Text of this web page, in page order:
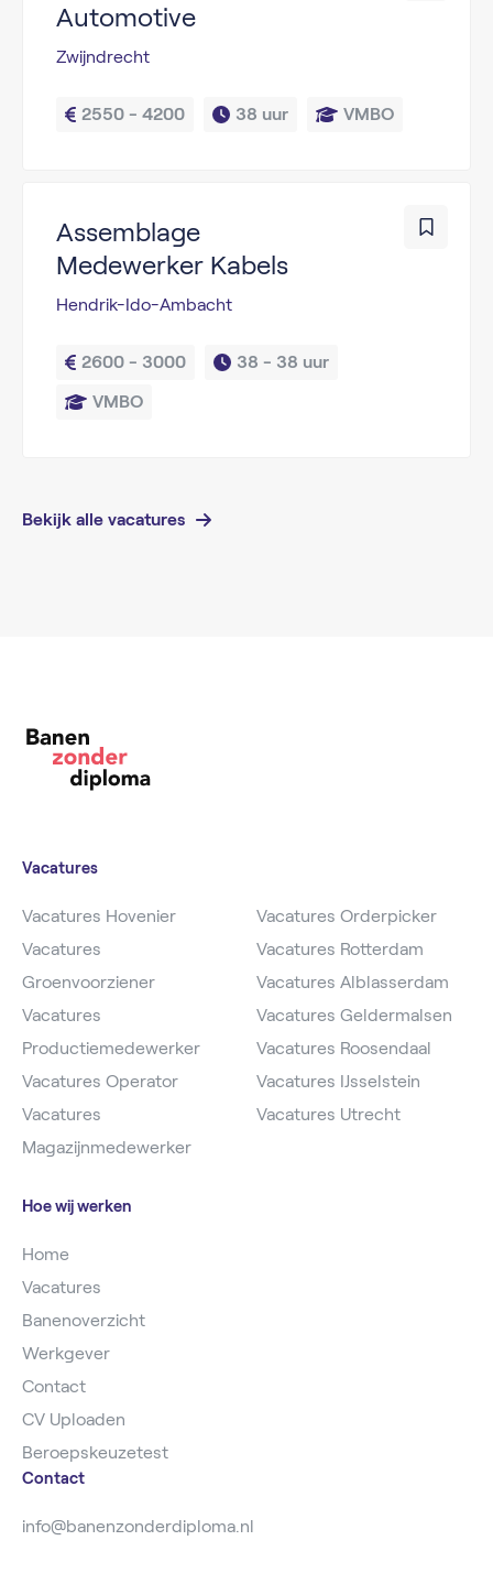
Automotive
Zwijndrecht
2550 - 4200 38 uur VMBO
Assemblage
Medewerker Kabels
Hendrik-Ido-Ambacht
2600 - 3000 38 - 38 uur
VMBO
Bekijk alle vacatures
Vacatures
Vacatures Hovenier
Vacatures
Groenvoorziener
Vacatures
Productiemedewerker
Vacatures Operator
Vacatures
Magazijnmedewerker
Vacatures Orderpicker
Vacatures Rotterdam
Vacatures Alblasserdam
Vacatures Geldermalsen
Vacatures Roosendaal
Vacatures IJsselstein
Vacatures Utrecht
Hoe wij werken
Home
Vacatures
Banenoverzicht
Werkgever
Contact
CV Uploaden
Beroepskeuzetest
Contact
info@banenzonderdiploma.nl